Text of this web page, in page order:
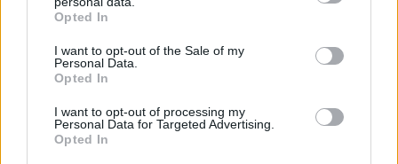
grant or deny consent to Google and its third-party tags to
use your data for below specified purposes in below Google
consent section.
Opted In
I want to opt-out of the Sale of my
Personal Data.
Opted In
I want to opt-out of processing my
Personal Data for Targeted Advertising.
Opted In